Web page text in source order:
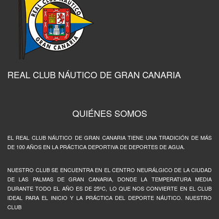
REAL CLUB NÁUTICO DE GRAN CANARIA
QUIÉNES SOMOS
EL REAL CLUB NÁUTICO DE GRAN CANARIA TIENE UNA TRADICIÓN DE MÁS
DE 100 AÑOS EN LA PRÁCTICA DEPORTIVA DE DEPORTES DE AGUA.
NUESTRO CLUB SE ENCUENTRA EN EL CENTRO NEURÁLGICO DE LA CIUDAD
DE LAS PALMAS DE GRAN CANARIA, DONDE LA TEMPERATURA MEDIA
DURANTE TODO EL AÑO ES DE 25ºC, LO QUE NOS CONVIERTE EN EL CLUB
IDEAL PARA EL INICIO Y LA PRÁCTICA DEL DEPORTE NÁUTICO. NUESTRO
CLUB